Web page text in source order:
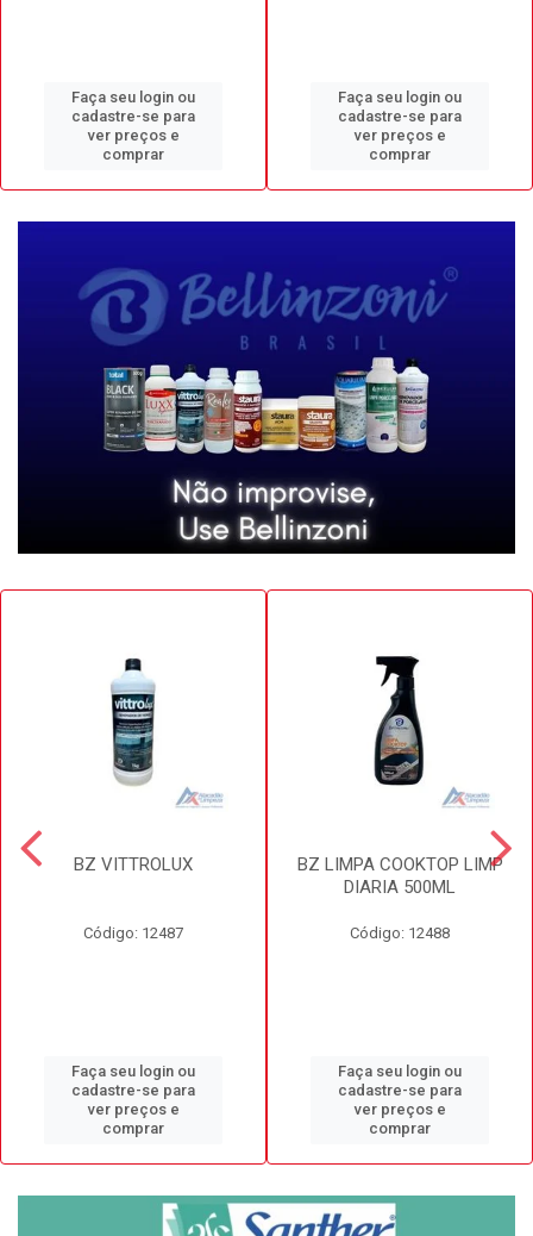
Faça seu login ou
cadastre-se para
ver preços e
comprar
Faça seu login ou
cadastre-se para
ver preços e
comprar
BZ VITTROLUX
Código: 12487
Faça seu login ou
cadastre-se para
ver preços e
comprar
BZ LIMPA COOKTOP LIMP
DIARIA 500ML
Código: 12488
Faça seu login ou
cadastre-se para
ver preços e
comprar